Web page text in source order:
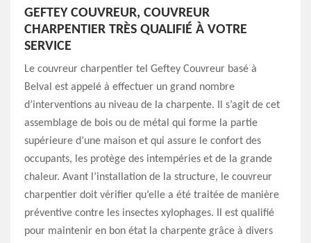
GEFTEY COUVREUR, COUVREUR
CHARPENTIER TRÈS QUALIFIÉ À VOTRE
SERVICE
Le couvreur charpentier tel Geftey Couvreur basé à
Belval est appelé à effectuer un grand nombre
d’interventions au niveau de la charpente. Il s’agit de cet
assemblage de bois ou de métal qui forme la partie
supérieure d’une maison et qui assure le confort des
occupants, les protège des intempéries et de la grande
chaleur. Avant l’installation de la structure, le couvreur
charpentier doit vérifier qu’elle a été traitée de manière
préventive contre les insectes xylophages. Il est qualifié
pour maintenir en bon état la charpente grâce à divers